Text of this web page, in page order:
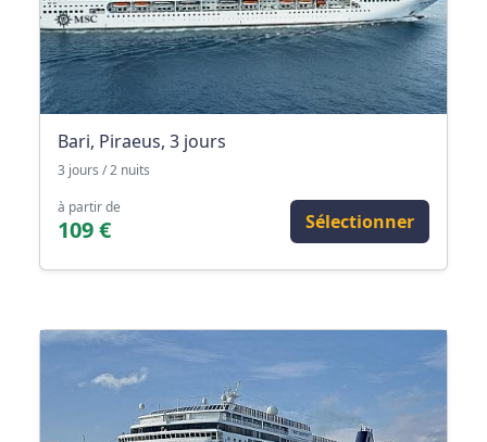
Bari, Piraeus, 3 jours
3 jours / 2 nuits
à partir de
109 € Sélectionner